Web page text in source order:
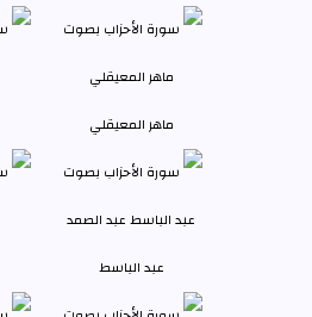
ماهر المعيقلي
عبد الباسط